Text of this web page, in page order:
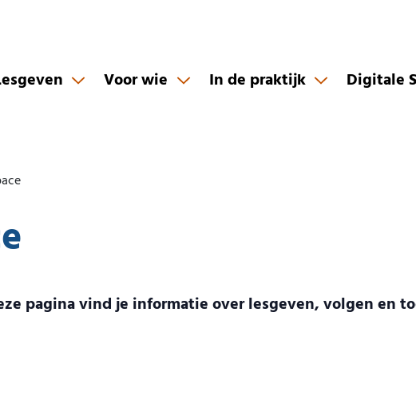
Voor wie In de praktijk Digitale
pagina vind je informatie over lesgeven, volgen en